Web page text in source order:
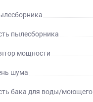
пылесборника
мощности
шума
бака для воды/моющего